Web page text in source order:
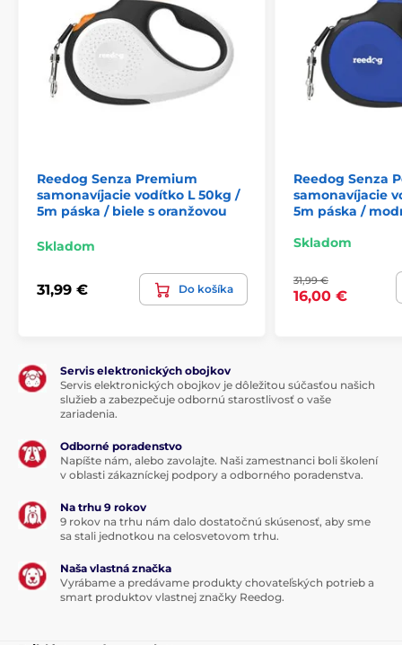
rozhoduje o výsledku krízovej situácie, a to nielen pri
prechádzke.
Jedným dotykom: rýchle ovládanie
brzdy
dotykom môžete rýchlo zatiahnuť, zastaviť alebo
uvoľniťšpeciálnu pásku vodítka, ktorá sa navyše
nezamotáva pri akomkoľvek uhle pohybu. Vďaka
ergonomickej rukoväti máte brzdu vodítka doslova
pod palcom. Možnosť rýchlej reakcie je presne to, čo
potrebujete v neočakávaných situáciách pri venčení
svojho psa!
Viacpolohová páska má neobmedzenú
flexibilitu!
pásky, ktorá zabraňuje krúteniu a zasekávaniu
Reedog Senza Premium
samonavíjacie vodítko L 50kg /
5m páska / biele s oranžovou
Skladom
31,99 € Do košíka
Reedog Senza
samonavíjacie
5m páska /
Skladom
31,99 €
16,00 €
Servis elektronických obojkov
Servis elektronických obojkov je dôležitou súčasťou našich
služieb a zabezpečuje odbornú starostlivosť o vaše
zariadenia.
Odborné poradenstvo
Napíšte nám, alebo zavolajte. Naši zamestnanci boli školení
v oblasti zákazníckej podpory a odborného poradenstva.
Na trhu 9 rokov
9 rokov na trhu nám dalo dostatočnú skúsenosť, aby sme
sa stali jednotkou na celosvetovom trhu.
Naša vlastná značka
Vyrábame a predávame produkty chovateľských potrieb a
smart produktov vlastnej značky Reedog.